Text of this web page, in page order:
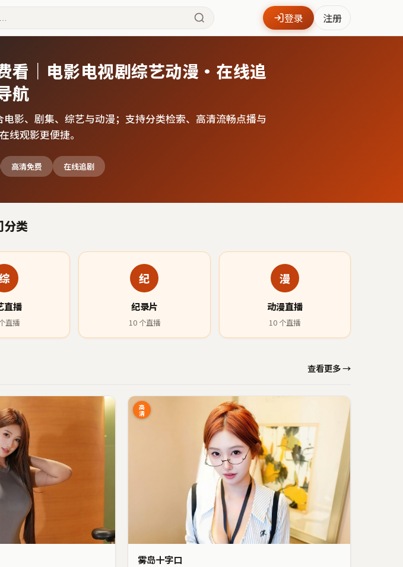
登录 注册
看｜电影电视剧综艺动漫·在线追
航
电影、剧集、综艺与动漫；支持分类检索、高清流畅点播与
线观影更便捷。
高清免费 在线追剧
分类
直播
直播
纪
纪录片
10个直播
漫
动漫直播
10 个直播
查看更多 →
高
清
雾岛十字口